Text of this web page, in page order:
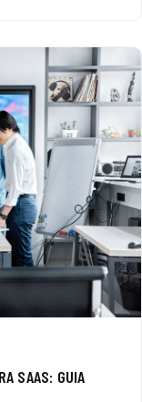
SAAS: GUIA